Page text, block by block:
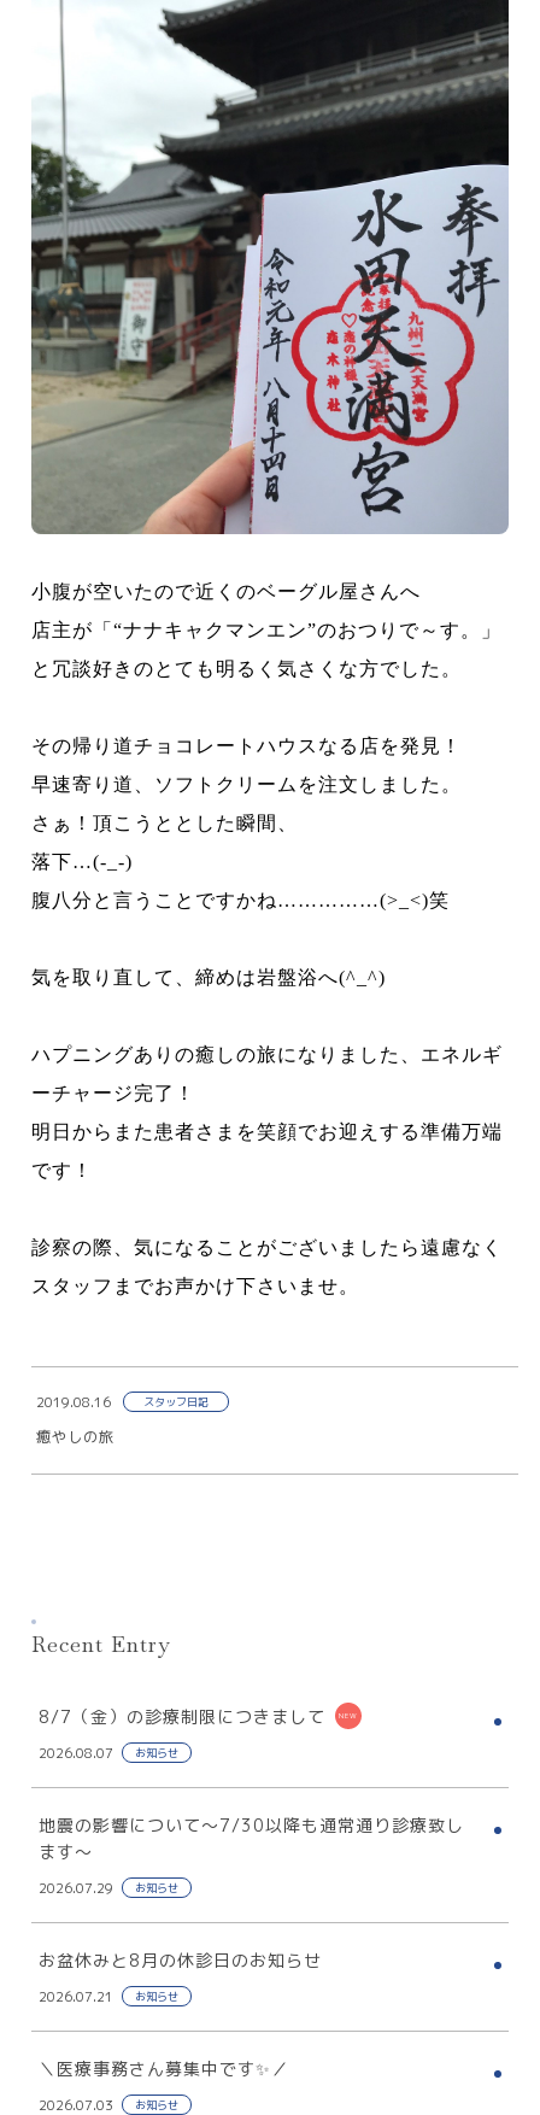
小腹が空いたので近くのベーグル屋さんへ
店主が「“ナナキャクマンエン”のおつりで～す。」
と冗談好きのとても明るく気さくな方でした。
その帰り道チョコレートハウスなる店を発見！
早速寄り道、ソフトクリームを注文しました。
さぁ！頂こうととした瞬間、
落下…(-_-)
腹八分と言うことですかね……………(>_<)笑
気を取り直して、締めは岩盤浴へ(^_^)
ハプニングありの癒しの旅になりました、エネルギ
ーチャージ完了！
明日からまた患者さまを笑顔でお迎えする準備万端
です！
診察の際、気になることがございましたら遠慮なく
スタッフまでお声かけ下さいませ。
2019.08.16 スタッフ日記
癒やしの旅
Recent Entry
8/7（金）の診療制限につきまして
2026.08.07 お知らせ
地震の影響について～7/30以降も通常通り診療致し
ます～
2026.07.29 お知らせ
お盆休みと8月の休診日のお知らせ
2026.07.21 お知らせ
＼医療事務さん募集中です✨／
2026.07.03 お知らせ